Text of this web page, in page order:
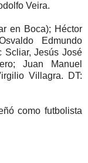
Veira.
en Boca); Héctor
Edmundo
Scliar, Jesús José
Juan Manuel
Villagra. DT:
como futbolista